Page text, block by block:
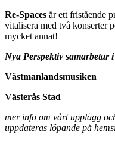
Re-Spaces är ett fristående
vitalisera med två konserter
mycket annat!
Nya Perspektiv samarbetar
Västmanlandsmusiken
Västerås Stad
mer info om vårt upplägg
uppdateras löpande på